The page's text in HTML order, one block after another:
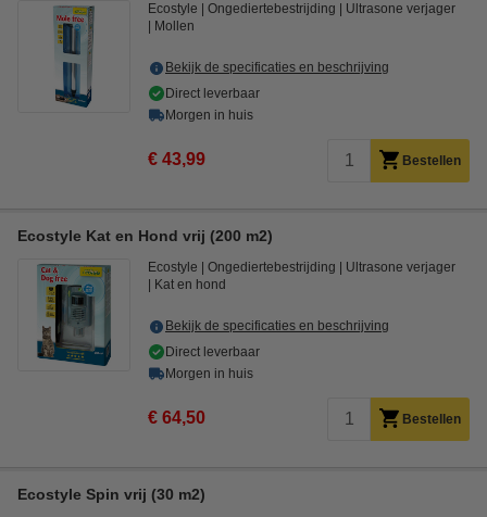
Ecostyle Ongediertebestrijding
Ultrasone verjager
Mollen
Bekijk de specificaties en beschrijving
Direct leverbaar
Morgen in huis
€ 43,99 Bestellen
Ecostyle Kat en Hond vrij (200 m2)
Ecostyle Ongediertebestrijding
Ultrasone verjager
Kat en hond
Bekijk de specificaties en beschrijving
Direct leverbaar
Morgen in huis
€ 64,50 Bestellen
Ecostyle Spin vrij (30 m2)